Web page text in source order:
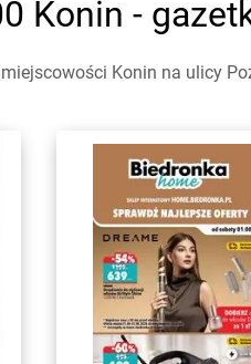
Konin -
Konin na ulicy